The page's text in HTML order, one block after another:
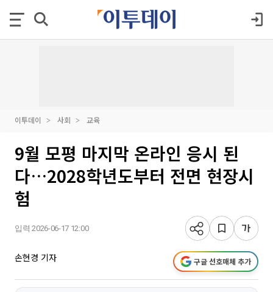
이투데이 사회 교육
9월 모평 마지막 온라인 응시 된
다…2028학년도부터 전면 현장시
험
입력 2026-06-17 12:00
손현경 기자 구글 선호매체 추가